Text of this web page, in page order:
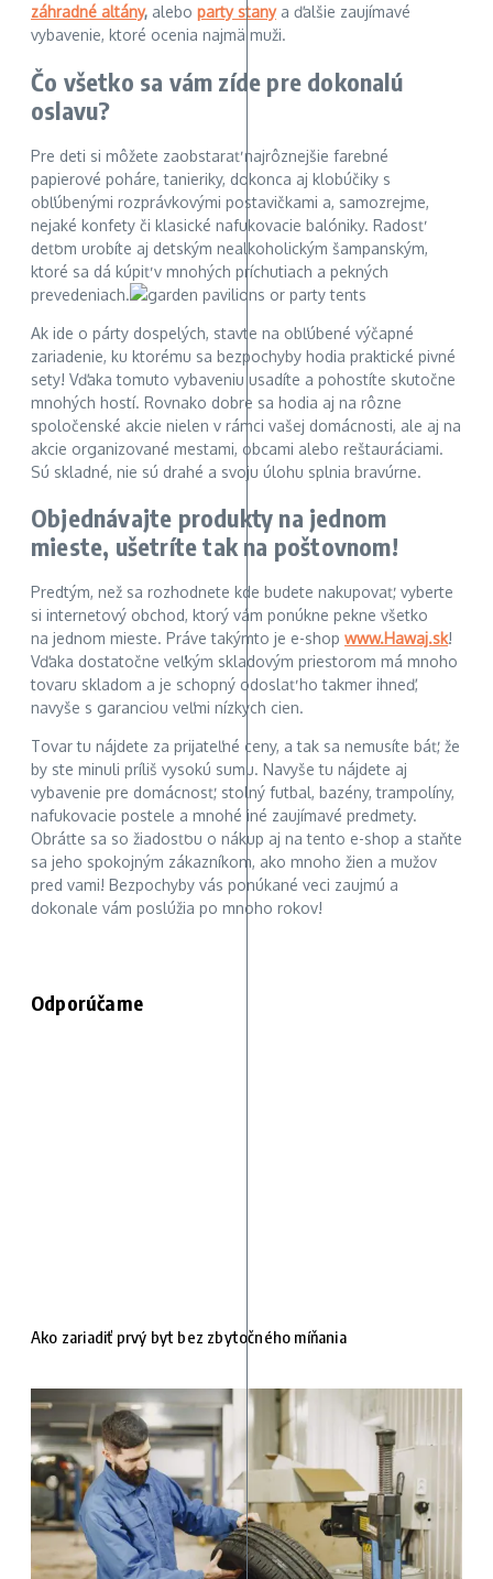
záhradné altány, alebo party stanya ďalšie zaujímavé
vybavenie, ktoré ocenia najmä muži.
Čo všetko sa vám zíde pre dokonalú
oslavu?
Pre deti si môžete zaobstarať najrôznejšie farebné
papierové poháre, tanieriky, dokonca aj klobúčiky s
obľúbenými rozprávkovými postavičkami a, samozrejme,
nejaké konfety či klasické nafukovacie balóniky. Radosť
deťom urobíte aj detským nealkoholickým šampanským,
ktoré sa dá kúpiť v mnohých príchutiach a pekných
prevedeniach.
Ak ide o párty dospelých, stavte na obľúbené výčapné
zariadenie, ku ktorému sa bezpochyby hodia praktické pivné
sety! Vďaka tomuto vybaveniu usadíte a pohostíte skutočne
mnohých hostí. Rovnako dobre sa hodia aj na rôzne
spoločenské akcie nielen v rámci vašej domácnosti, ale aj na
akcie organizované mestami, obcami alebo reštauráciami.
Sú skladné, nie sú drahé a svoju úlohu splnia bravúrne.
Objednávajte produkty na jednom
mieste, ušetríte tak na poštovnom!
Predtým, než sa rozhodnete kde budete nakupovať, vyberte
si internetový obchod, ktorý vám ponúkne pekne všetko
na jednom mieste. Práve takýmto je e-shop www.Hawaj.sk!
Vďaka dostatočne veľkým skladovým priestorom má mnoho
tovaru skladom a je schopný odoslať ho takmer ihneď,
navyše s garanciou veľmi nízkych cien.
Tovar tu nájdete za prijateľné ceny, a tak sa nemusíte báť, že
by ste minuli príliš vysokú sumu. Navyše tu nájdete aj
vybavenie pre domácnosť, stolný futbal, bazény, trampolíny,
nafukovacie postele a mnohé iné zaujímavé predmety.
Obráťte sa so žiadosťou o nákup aj na tento e-shop a staňte
sa jeho spokojným zákazníkom, ako mnoho žien a mužov
pred vami! Bezpochyby vás ponúkané veci zaujmú a
dokonale vám poslúžia po mnoho rokov!
Odporúčame
Ako zariadiť prvý byt bez zbytočného míňania